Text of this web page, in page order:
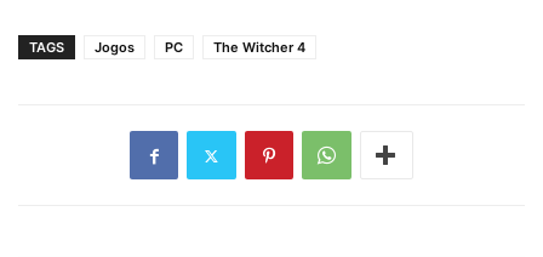
TAGS Jogos PC The Witcher 4